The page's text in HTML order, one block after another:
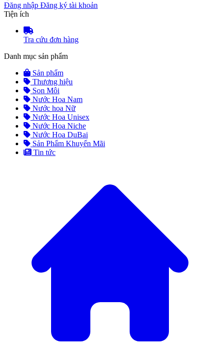
Đăng nhập Đăng ký tài khoản
Tiện ích
Tra cứu đơn hàng
Danh mục sản phẩm
Sản phẩm
Thương hiệu
Son Môi
Nước Hoa Nam
Nước hoa Nữ
Nước Hoa Unisex
Nước Hoa Niche
Nước Hoa DuBai
Sản Phẩm Khuyến Mãi
Tin tức